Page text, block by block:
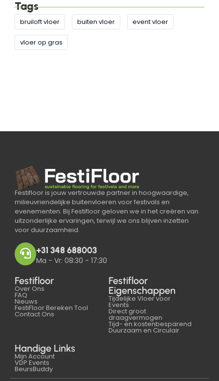
Tags
bruiloft vloer buiten vloer event vloer
vloer op gras
Festifloor is jouw vertrouwde partner in hoogwaardige,
milieuvriendelijke buitenvloeren voor festivals en
evenementen. Bij Festifloor geloven we in het creëren van
uitzonderlijke ervaringen, terwijl we ons blijven inzetten
voor duurzaamheid.
+31 348 688003
Ma - Vr: 08:30 - 17:30
Festifloor
Over Ons
FAQ
Nieuws
FestiFloor Bereken Tool
Contact Ons
Festifloor
Eigenschappen
Tijdelijke Vloer voor
Events
Direct groot
draagvermogen
Tijd- en kostenbesparend
Duurzaam en Circulair
Handige Links
Mijn Account
VDP Events
BeursBuddy